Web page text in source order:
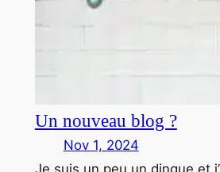
Un nouveau blog ?
Nov 1, 2024
Je suis un peu un dingue et